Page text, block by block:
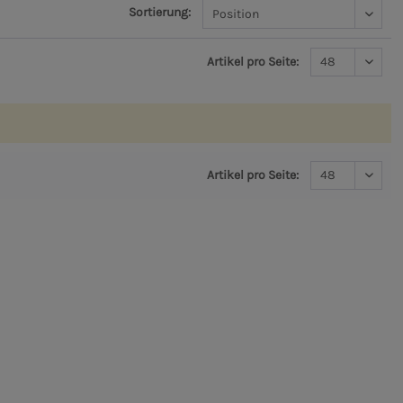
Sortierung:
Artikel pro Seite:
Artikel pro Seite: